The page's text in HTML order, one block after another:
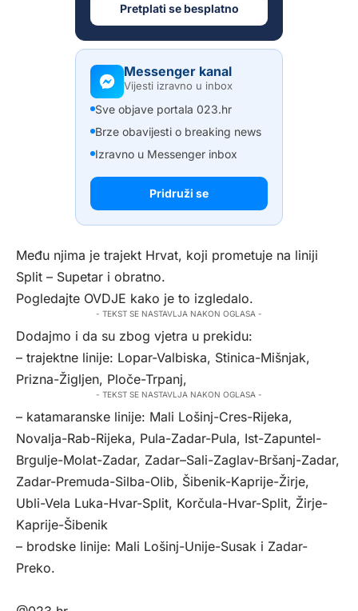
Pretplati se besplatno
Messenger kanal
Vijesti izravno u inbox
Sve objave portala 023.hr
Brze obavijesti o breaking news
Izravno u Messenger inbox
Pridruži se
Među njima je trajekt Hrvat, koji prometuje na liniji
Split – Supetar i obratno.
Pogledajte OVDJE kako je to izgledalo.
- TEKST SE NASTAVLJA NAKON OGLASA -
Dodajmo i da su zbog vjetra u prekidu:
– trajektne linije: Lopar-Valbiska, Stinica-Mišnjak,
Prizna-Žigljen, Ploče-Trpanj,
- TEKST SE NASTAVLJA NAKON OGLASA -
– katamaranske linije: Mali Lošinj-Cres-Rijeka,
Novalja-Rab-Rijeka, Pula-Zadar-Pula, Ist-Zapuntel-
Brgulje-Molat-Zadar, Zadar–Sali-Zaglav-Bršanj-Zadar,
Zadar-Premuda-Silba-Olib, Šibenik-Kaprije-Žirje,
Ubli-Vela Luka-Hvar-Split, Korčula-Hvar-Split, Žirje-
Kaprije-Šibenik
– brodske linije: Mali Lošinj-Unije-Susak i Zadar-
Preko.